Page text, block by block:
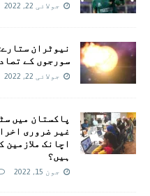
جولائی 22, 2022
نیوٹران
سورجوں کے
جولائی 22, 2022
پاکستان میں
غیر ضروری
اچانک
ہیں؟
جون 15, 2022